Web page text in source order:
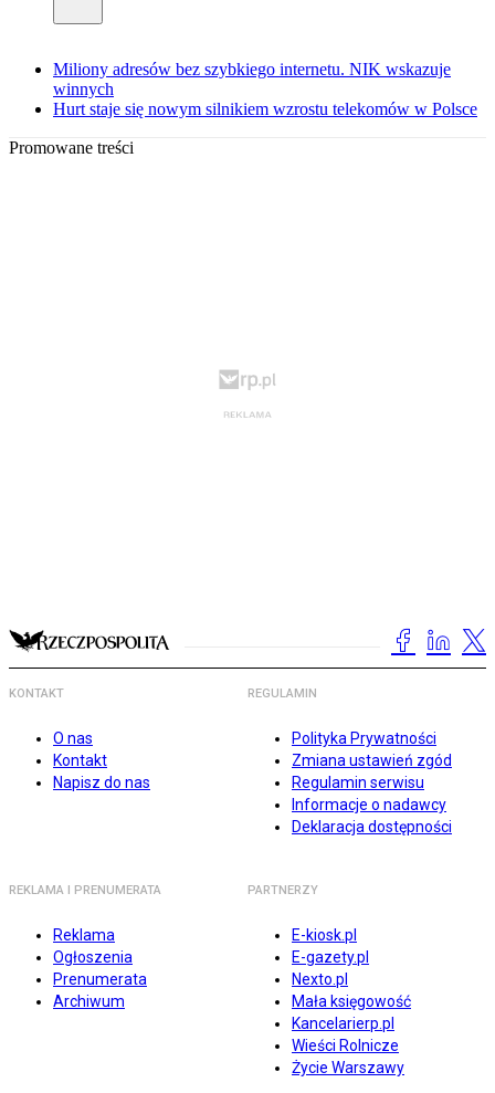
Miliony adresów bez szybkiego internetu. NIK wskazuje
winnych
Hurt staje się nowym silnikiem wzrostu telekomów w Polsce
Promowane treści
KONTAKT
O nas
Kontakt
Napisz do nas
REGULAMIN
Polityka Prywatności
Zmiana ustawień zgód
Regulamin serwisu
Informacje o nadawcy
Deklaracja dostępności
REKLAMA I PRENUMERATA
Reklama
Ogłoszenia
Prenumerata
Archiwum
PARTNERZY
E-kiosk.pl
E-gazety.pl
Nexto.pl
Mała księgowość
Kancelarierp.pl
Wieści Rolnicze
Życie Warszawy